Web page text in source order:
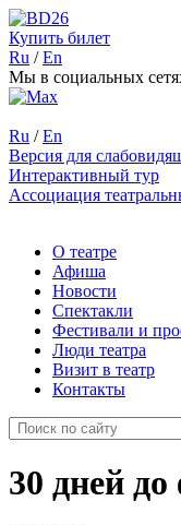
Купить билет
Ru /En
Мы в социальных
Ru / En
Версия для
Интерактивный тур
Ассоциация
О театре
Афиша
Новости
Спектакли
Фестивали и
Люди театра
Визит в театр
Контакты
30 дней